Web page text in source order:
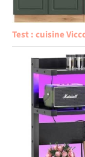
Test : cuisine